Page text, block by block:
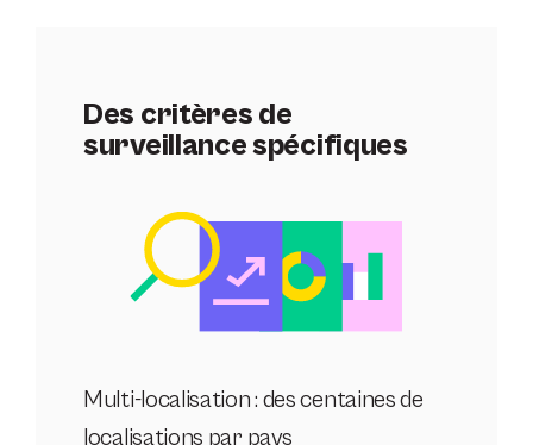
Des critères de
surveillance spécifiques
Multi-localisation : des centaines de
localisations par pays